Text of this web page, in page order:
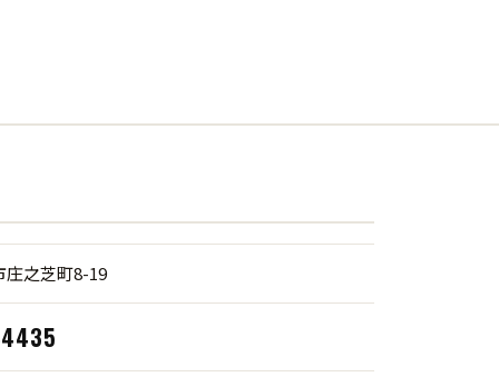
庄之芝町8-19